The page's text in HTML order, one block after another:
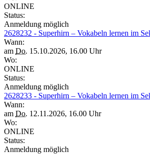
ONLINE
Status:
Anmeldung möglich
2628232 - Superhirn – Vokabeln lernen im
Wann:
am Do. 15.10.2026, 16.00 Uhr
Wo:
ONLINE
Status:
Anmeldung möglich
2628233 - Superhirn – Vokabeln lernen im
Wann:
am Do. 12.11.2026, 16.00 Uhr
Wo:
ONLINE
Status:
Anmeldung möglich